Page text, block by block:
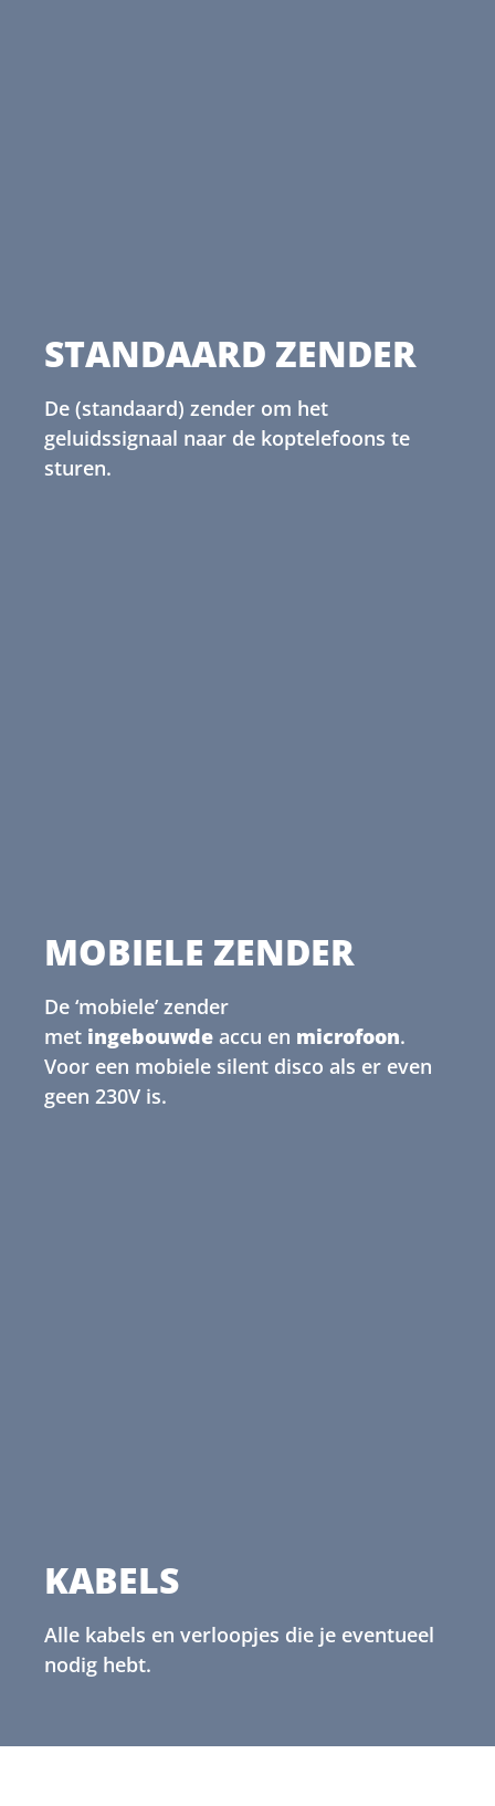
STANDAARD ZENDER
De (standaard) zender om het
geluidssignaal naar de koptelefoons te
sturen.
MOBIELE ZENDER
De ‘mobiele’ zender
met ingebouwde accu en microfoon.
Voor een mobiele silent disco als er even
geen 230V is.
KABELS
Alle kabels en verloopjes die je eventueel
nodig hebt.